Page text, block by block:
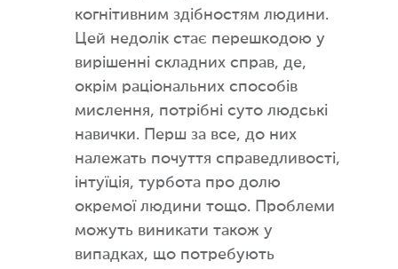
когнітивним здібностям людини.
Цей недолік стає перешкодою у
вирішенні складних справ, де,
окрім раціональних способів
мислення, потрібні суто людські
навички. Перш за все, до них
належать почуття справедливості,
інтуїція, турбота про долю
окремої людини тощо. Проблеми
можуть виникати також у
випадках, що потребують